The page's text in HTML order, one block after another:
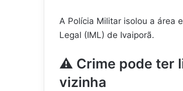
A Polícia Militar isolou a área
Legal (IML) de Ivaiporã.
⚠️ Crime pode ter
vizinha